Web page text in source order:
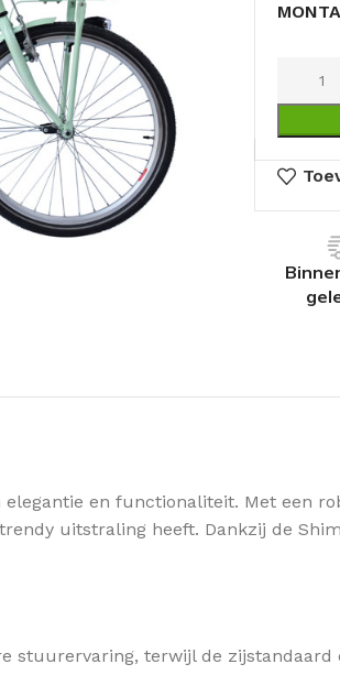
en functionaliteit. Met een
uitstraling heeft. Dankzij de
stuurervaring, terwijl de